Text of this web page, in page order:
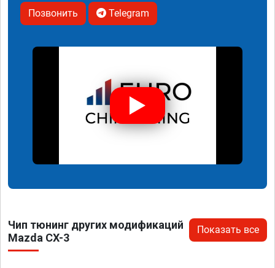
Позвонить Telegram
Чип тюнинг других модификаций
Mazda CX-3
Показать все